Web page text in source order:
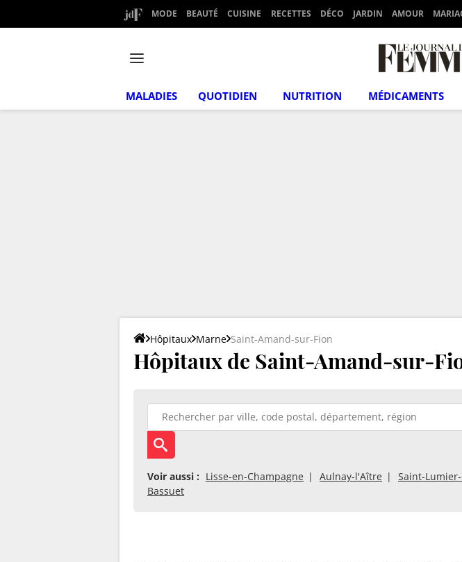
MODE BEAUTÉ CUISINE RECETTES DÉCO JARDIN AMOUR
MALADIES QUOTIDIEN NUTRITION MÉDICAMENTS
Hôpitaux Marne Saint-Amand-sur-Fion
Hôpitaux de Saint-Amand-sur-
Voir aussi : Lisse-en-Champagne Aulnay-l'Aître
Saint-
Bassuet